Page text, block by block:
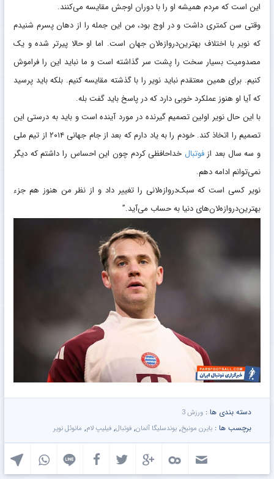
این است که مردم همیشه او را با دوران اوجش مقایسه می‌کنند.
وقتی سن کمتری داشت و در اوج بود، من این جمله را از دهان پسرم شنیدم
که نویر با اختلاف بهترین‌دروازه‌لان جهان است. اما او حالا پیرتر شده و یک
مصدومیت بسیار سخت را پشت سر گذاشته است و ما نباید این را فراموش
کنیم. برای همین معتقدم نباید نویر را با گذشته مقایسه کنیم. بلکه باید پرسید
که آیا او هنوز عملکرد خوبی دارد که در پاسخ باید گفت بله.
با این حال نویر اولین تصمیم گیرنده در مورد آینده است و باید به درستی این
تصمیم را اتخاذ کند. خودم را به یاد دارم که بعد از جام جهانی ۲۰۱۴ از تیم ملی
و سه سال بعد ازفوتبال خداحافظی کردم چون این احساس را داشتم که دیگر
نمی‌توانم ادامه دهم.
نویر کسی است که سبک‌دروازه‌لانی را تغییر داد و از نظر من هنوز هم جزء
بهترین‌دروازه‌لان‌های دنیا به حساب می‌آید.”
دسته بندی ها : ورزش 3
برچسب ها : بایرن مونیخ, بوندسلیگا آلمان, فوتبال, فیلیپ لام, مانوئل نویر